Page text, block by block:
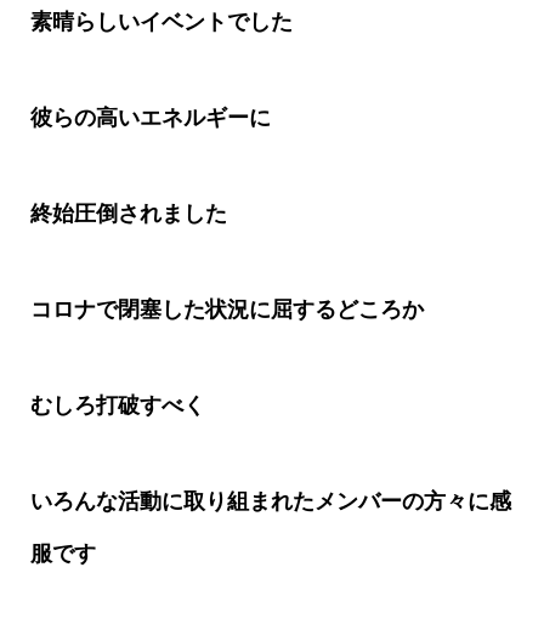
素晴らしいイベントでした
彼らの高いエネルギーに
終始圧倒されました
コロナで閉塞した状況に屈するどころか
むしろ打破すべく
いろんな活動に取り組まれたメンバーの方々に感
服です